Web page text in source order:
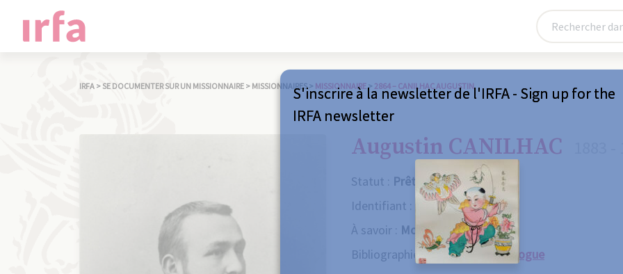
IRFA >SE DOCUMENTER SUR UN MISSIONNAIRE > MISSIONNAIRES > MISSIONNAIRE> 2864 – CANILHAC AUGUSTIN
Augustin CANILHAC
Statut : Prêtre
Identifiant : 2864
À savoir : Mort violente
Bibliographie :Consulter le catalogue
S'inscrire à la newsletter de l'IRFA - Sign up for the
IRFA newsletter